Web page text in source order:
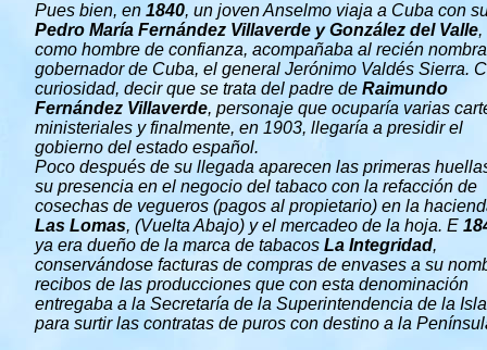
Pues bien, en 1840, un joven Anselmo viaja a Cuba con
Pedro María Fernández Villaverde y González del Valle,
como hombre de confianza, acompañaba al recién
gobernador de Cuba, el general Jerónimo Valdés Sierra.
curiosidad, decir que se trata del padre de Raimundo
Fernández Villaverde, personaje que ocuparía varias
ministeriales y finalmente, en 1903, llegaría a presidir el
gobierno del estado español.
Poco después de su llegada aparecen las primeras
su presencia en el negocio del tabaco con la refacción de
cosechas de vegueros (pagos al propietario) en la
Las Lomas, (Vuelta Abajo) y el mercadeo de la hoja. E
ya era dueño de la marca de tabacos La Integridad,
conservándose facturas de compras de envases a su
recibos de las producciones que con esta denominación
entregaba a la Secretaría de la Superintendencia de la Isla
para surtir las contratas de puros con destino a la